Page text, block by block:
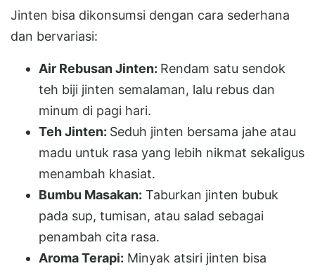
Jinten bisa dikonsumsi dengan cara sederhana
dan bervariasi:
Air Rebusan Jinten: Rendam satu sendok
teh biji jinten semalaman, lalu rebus dan
minum di pagi hari.
Teh Jinten: Seduh jinten bersama jahe atau
madu untuk rasa yang lebih nikmat sekaligus
menambah khasiat.
Bumbu Masakan: Taburkan jinten bubuk
pada sup, tumisan, atau salad sebagai
penambah cita rasa.
Aroma Terapi: Minyak atsiri jinten bisa